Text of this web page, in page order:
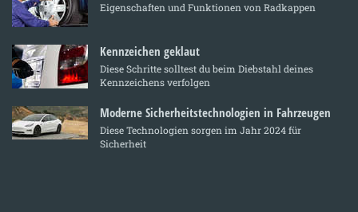
Eigenschaften und Funktionen von Radkappen
Kennzeichen geklaut
Diese Schritte solltest du beim Diebstahl deines
Kennzeichens verfolgen
Moderne Sicherheitstechnologien in Fahrzeugen
Diese Technologien sorgen im Jahr 2024 für
Sicherheit